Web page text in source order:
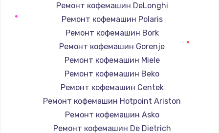
Ремонт электропроводки
820 руб.
Заказать
Замена панели управления
1240 руб.
Заказать
Прошивка
Ремонт кофемашин DeLonghi
Ремонт кофемашин Polaris
Ремонт кофемашин Bork
Ремонт кофемашин Gorenje
Ремонт кофемашин Miele
Ремонт кофемашин Beko
Ремонт кофемашин Centek
Ремонт кофемашин Hotpoint Ariston
Ремонт кофемашин Asko
Ремонт кофемашин De Dietrich